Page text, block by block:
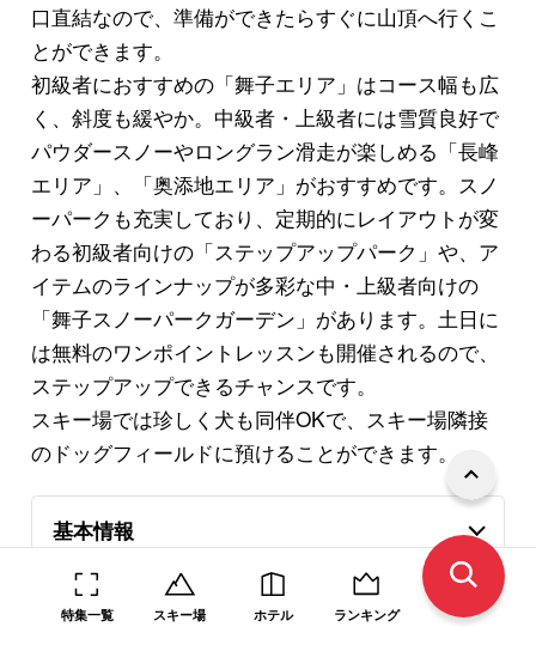
口直結なので、準備ができたらすぐに山頂へ行くこ
とができます。
初級者におすすめの「舞子エリア」はコース幅も広
く、斜度も緩やか。中級者・上級者には雪質良好で
パウダースノーやロングラン滑走が楽しめる「長峰
エリア」、「奥添地エリア」がおすすめです。スノ
ーパークも充実しており、定期的にレイアウトが変
わる初級者向けの「ステップアップパーク」や、ア
イテムのラインナップが多彩な中・上級者向けの
「舞子スノーパークガーデン」があります。土日に
は無料のワンポイントレッスンも開催されるので、
ステップアップできるチャンスです。
スキー場では珍しく犬も同伴OKで、スキー場隣接
のドッグフィールドに預けることができます。
基本情報
舞子スノーリゾートの詳細はこちら
特集一覧 スキー場 ホテル ランキング